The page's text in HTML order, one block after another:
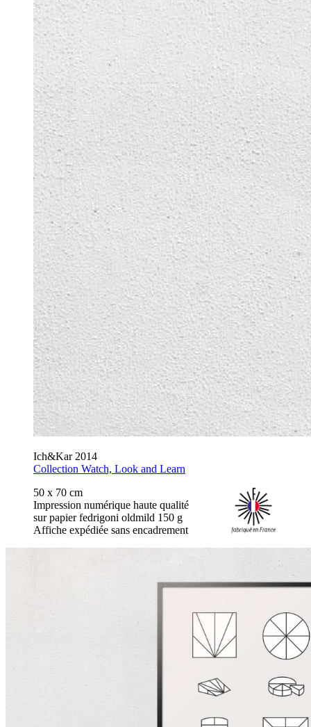
Ich&Kar 2014
Collection Watch, Look and Learn
50 x 70 cm
Impression numérique haute qualité
sur papier fedrigoni oldmild 150 g
Affiche expédiée sans encadrement